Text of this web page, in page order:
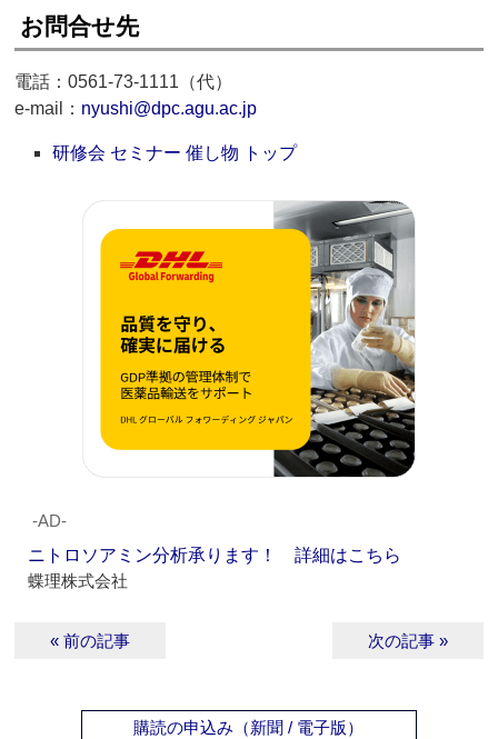
お問合せ先
電話：0561-73-1111（代）
e-mail： nyushi@dpc.agu.ac.jp
研修会 セミナー 催し物 トップ
‐AD‐
ニトロソアミン分析承ります！ 詳細はこちら
蝶理株式会社
« 前の記事 次の記事 »
購読の申込み（新聞 / 電子版）